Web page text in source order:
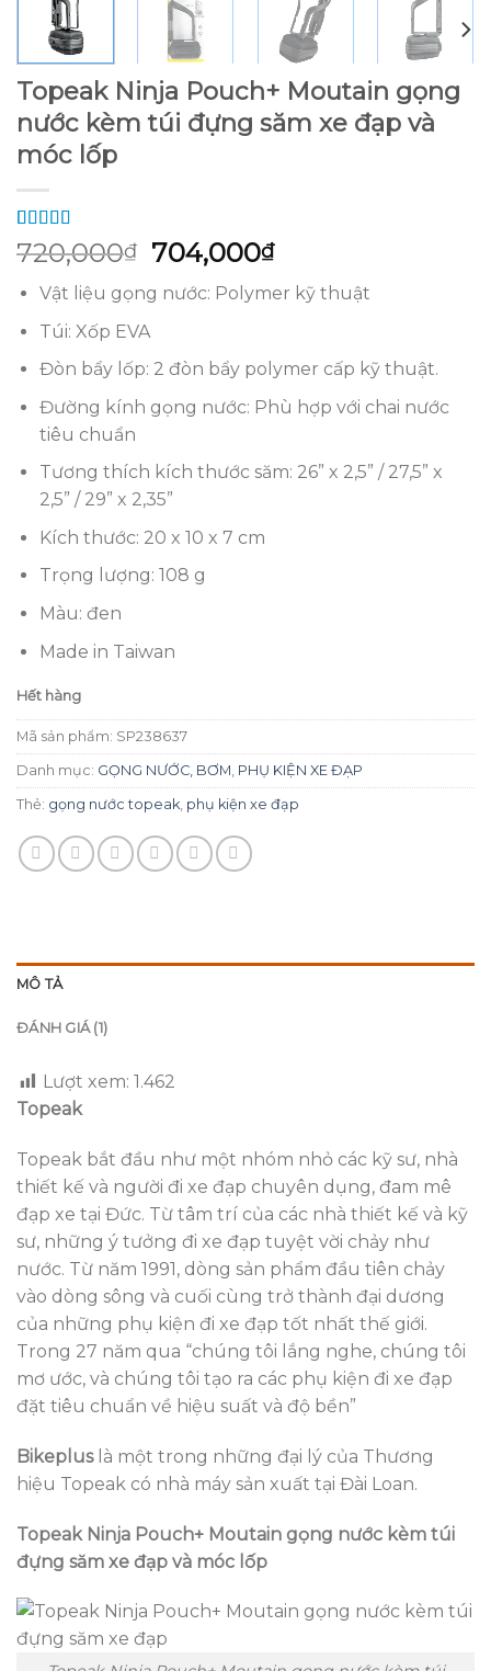
Topeak Ninja Pouch+ Moutain gọng
nước kèm túi đựng săm xe đạp và
móc lốp
5.00trên 5
dựa trên
1
720,000₫
Giá
gốc
là:
720,000₫.
704,000₫Giá
hiện
tại
704,000₫.
Vật liệu gọng nước: Polymer kỹ thuật
Túi: Xốp EVA
Đòn bẩy lốp: 2 đòn bẩy polymer cấp kỹ thuật.
Đường kính gọng nước: Phù hợp với chai nước
tiêu chuẩn
Tương thích kích thước săm: 26” x 2,5” / 27,5” x
2,5” / 29” x 2,35”
Kích thước: 20 x 10 x 7 cm
Trọng lượng: 108 g
Màu: đen
Made in Taiwan
Hết hàng
Mã sản phẩm: SP238637
Danh mục: GỌNG NƯỚC, BƠM, PHỤ KIỆN XE ĐẠP
Thẻ: gọng nước topeak, phụ kiện xe đạp
MÔ TẢ
ĐÁNH GIÁ (1)
Lượt xem: 1.462
Topeak
Topeak bắt đầu như một nhóm nhỏ các kỹ sư, nhà
thiết kế và người đi xe đạp chuyên dụng, đam mê
đạp xe tại Đức. Từ tâm trí của các nhà thiết kế và kỹ
sư, những ý tưởng đi xe đạp tuyệt vời chảy như
nước. Từ năm 1991, dòng sản phẩm đầu tiên chảy
vào dòng sông và cuối cùng trở thành đại dương
của những phụ kiện đi xe đạp tốt nhất thế giới.
Trong 27 năm qua “chúng tôi lắng nghe, chúng tôi
mơ ước, và chúng tôi tạo ra các phụ kiện đi xe đạp
đặt tiêu chuẩn về hiệu suất và độ bền”
Bikepluslà một trong những đại lý của Thương
hiệu Topeak có nhà máy sản xuất tại Đài Loan.
Topeak Ninja Pouch+ Moutain gọng nước kèm túi
đựng săm xe đạp và móc lốp